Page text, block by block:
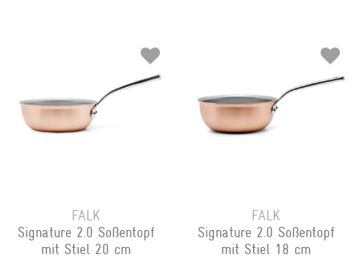
FALK
Signature 2.0 Soßentopf
mit Stiel 20 cm
FALK
Signature 2.0 Soßentopf
mit Stiel 18 cm